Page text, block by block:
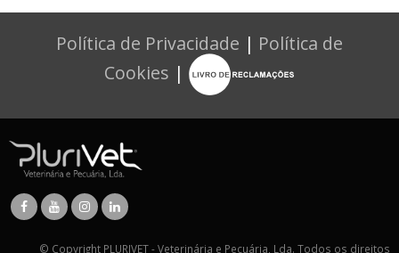
Política de Privacidade | Política de
Cookies |
© Copyright PLURIVET - Veterinária e Pecuária, Lda. Todos os direitos